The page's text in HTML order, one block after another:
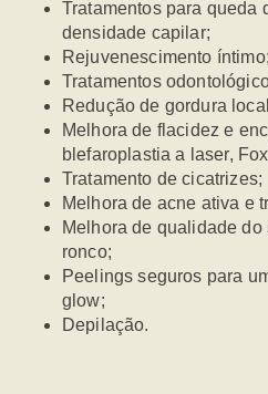
Tratamentos para queda
densidade capilar;
Rejuvenescimento íntimo;
Tratamentos
Redução de gordura
Melhora de flacidez e
blefaroplastia a laser,
Tratamento de cicatrizes;
Melhora de acne ativa e
Melhora de qualidade do
ronco;
Peelings seguros para
glow;
Depilação.